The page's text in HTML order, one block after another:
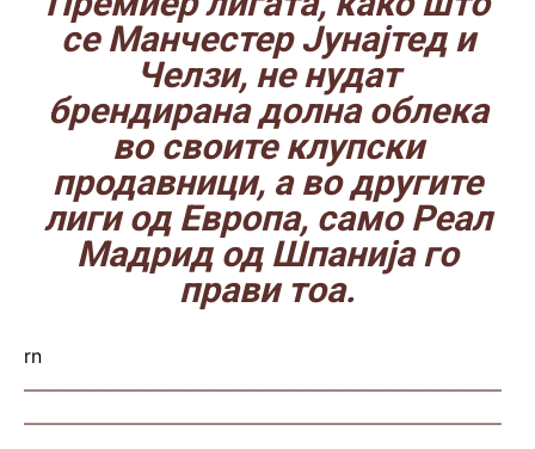
се Манчестер Јунајтед и
Челзи, не нудат
брендирана долна облека
во своите клупски
продавници, а во другите
лиги од Европа, само Реал
Мадрид од Шпанија го
прави тоа.
rn
—————————————————————————
—————————————————————————